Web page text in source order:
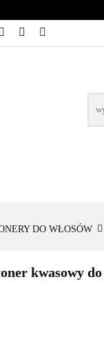
DO WŁOSÓW
kwasowy do